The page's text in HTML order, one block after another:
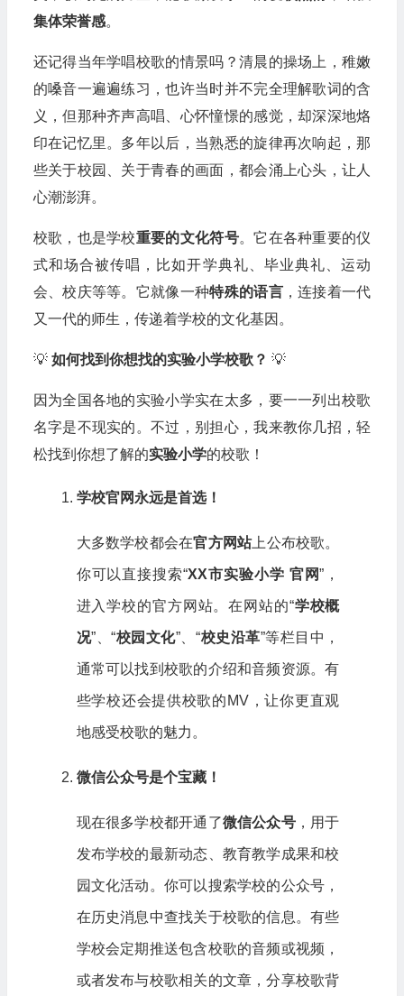
集体荣誉感。
还记得当年学唱校歌的情景吗？清晨的操场上，稚嫩
的嗓音一遍遍练习，也许当时并不完全理解歌词的含
义，但那种齐声高唱、心怀憧憬的感觉，却深深地烙
印在记忆里。多年以后，当熟悉的旋律再次响起，那
些关于校园、关于青春的画面，都会涌上心头，让人
心潮澎湃。
校歌，也是学校重要的文化符号。它在各种重要的仪
式和场合被传唱，比如开学典礼、毕业典礼、运动
会、校庆等等。它就像一种特殊的语言，连接着一代
又一代的师生，传递着学校的文化基因。
💡 如何找到你想找的实验小学校歌？ 💡
因为全国各地的实验小学实在太多，要一一列出校歌
名字是不现实的。不过，别担心，我来教你几招，轻
松找到你想了解的实验小学的校歌！
学校官网永远是首选！
大多数学校都会在官方网站上公布校歌。
你可以直接搜索“XX市实验小学 官网”，
进入学校的官方网站。在网站的“学校概
况”、“校园文化”、“校史沿革”等栏目中，
通常可以找到校歌的介绍和音频资源。有
些学校还会提供校歌的MV，让你更直观
地感受校歌的魅力。
微信公众号是个宝藏！
现在很多学校都开通了微信公众号，用于
发布学校的最新动态、教育教学成果和校
园文化活动。你可以搜索学校的公众号，
在历史消息中查找关于校歌的信息。有些
学校会定期推送包含校歌的音频或视频，
或者发布与校歌相关的文章，分享校歌背